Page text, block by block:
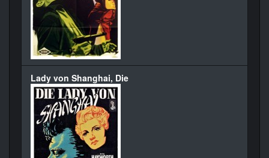
Lady von Shanghai, Die